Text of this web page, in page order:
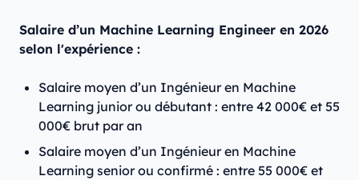
Salaire d’un Machine Learning Engineer en 2026
selon l'expérience :
Salaire moyen d’un Ingénieur en Machine
Learning junior ou débutant : entre 42 000€ et 55
000€ brut par an
Salaire moyen d’un Ingénieur en Machine
Learning senior ou confirmé : entre 55 000€ et